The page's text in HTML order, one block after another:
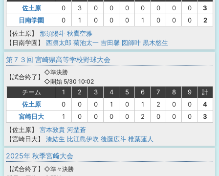
佐土原
0 3 0 0 0 0 0 0 0
3
日南学園
0 1 0 0 0 1 0 0 0
2
【佐土原】
那須陽斗 秋鷹空雅
【日南学園】
西凛太郎 菊池太一 吉田馨 図師叶 黒木悠生
第７３回 宮崎県高等学校野球大会
【試合終了 】
◇準決勝
◇開始 5/30 10:02
チーム 1 2 3 4 5 6 7 8 9
計
佐土原
0 0 0 1 0 1 2 0 0
4
宮崎日大
1 0 0 0 0 2 0 0 0
3
【佐土原】
宮本敦貴 河埜蒼
【宮崎日大】
湊結生 比江島伊吹 後藤広斗 椎葉蓮人
2025年 秋季宮﨑大会
【試合終了 】 ◇準々決勝